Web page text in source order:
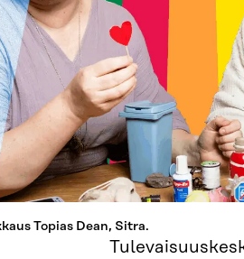
Topias Dean, Sitra.